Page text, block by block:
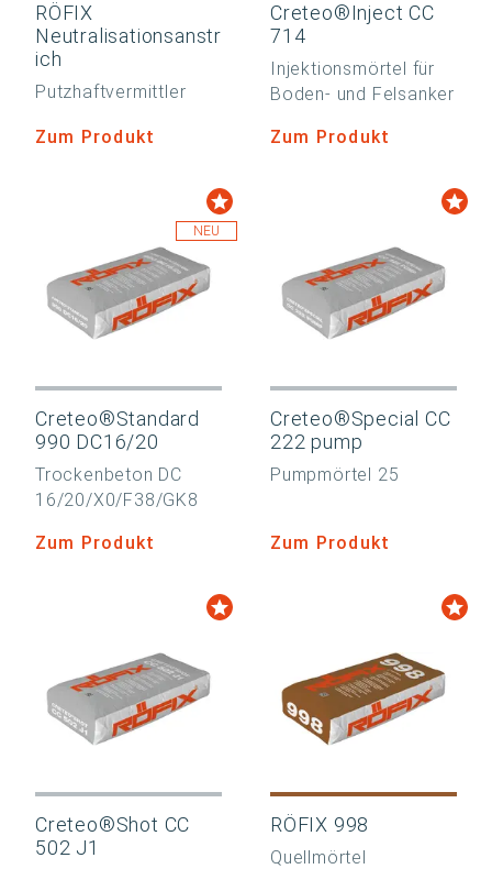
RÖFIX
Neutralisationsanstr
ich
Putzhaftvermittler
Zum Produkt
Creteo®Inject CC
714
Injektionsmörtel für
Boden- und Felsanker
Zum Produkt
NEU
Creteo®Standard
990 DC16/20
Trockenbeton DC
16/20/X0/F38/GK8
Zum Produkt
Creteo®Special CC
222 pump
Pumpmörtel 25
Zum Produkt
Creteo®Shot CC
502 J1
RÖFIX 998
Quellmörtel